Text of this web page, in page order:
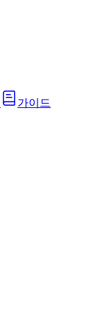
가이드